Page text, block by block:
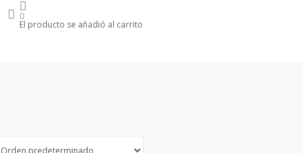
searchaccount
0
El producto se añadió al carrito